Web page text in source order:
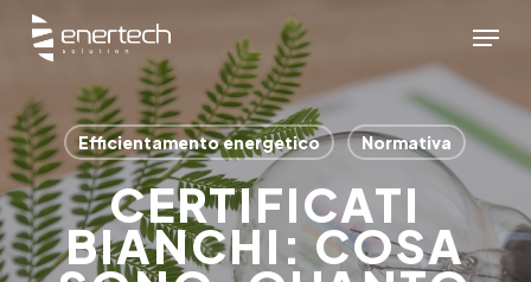
Skip
main
Menu
Efficientamento energetico Normativa
CERTIFICATI
BIANCHI: COSA